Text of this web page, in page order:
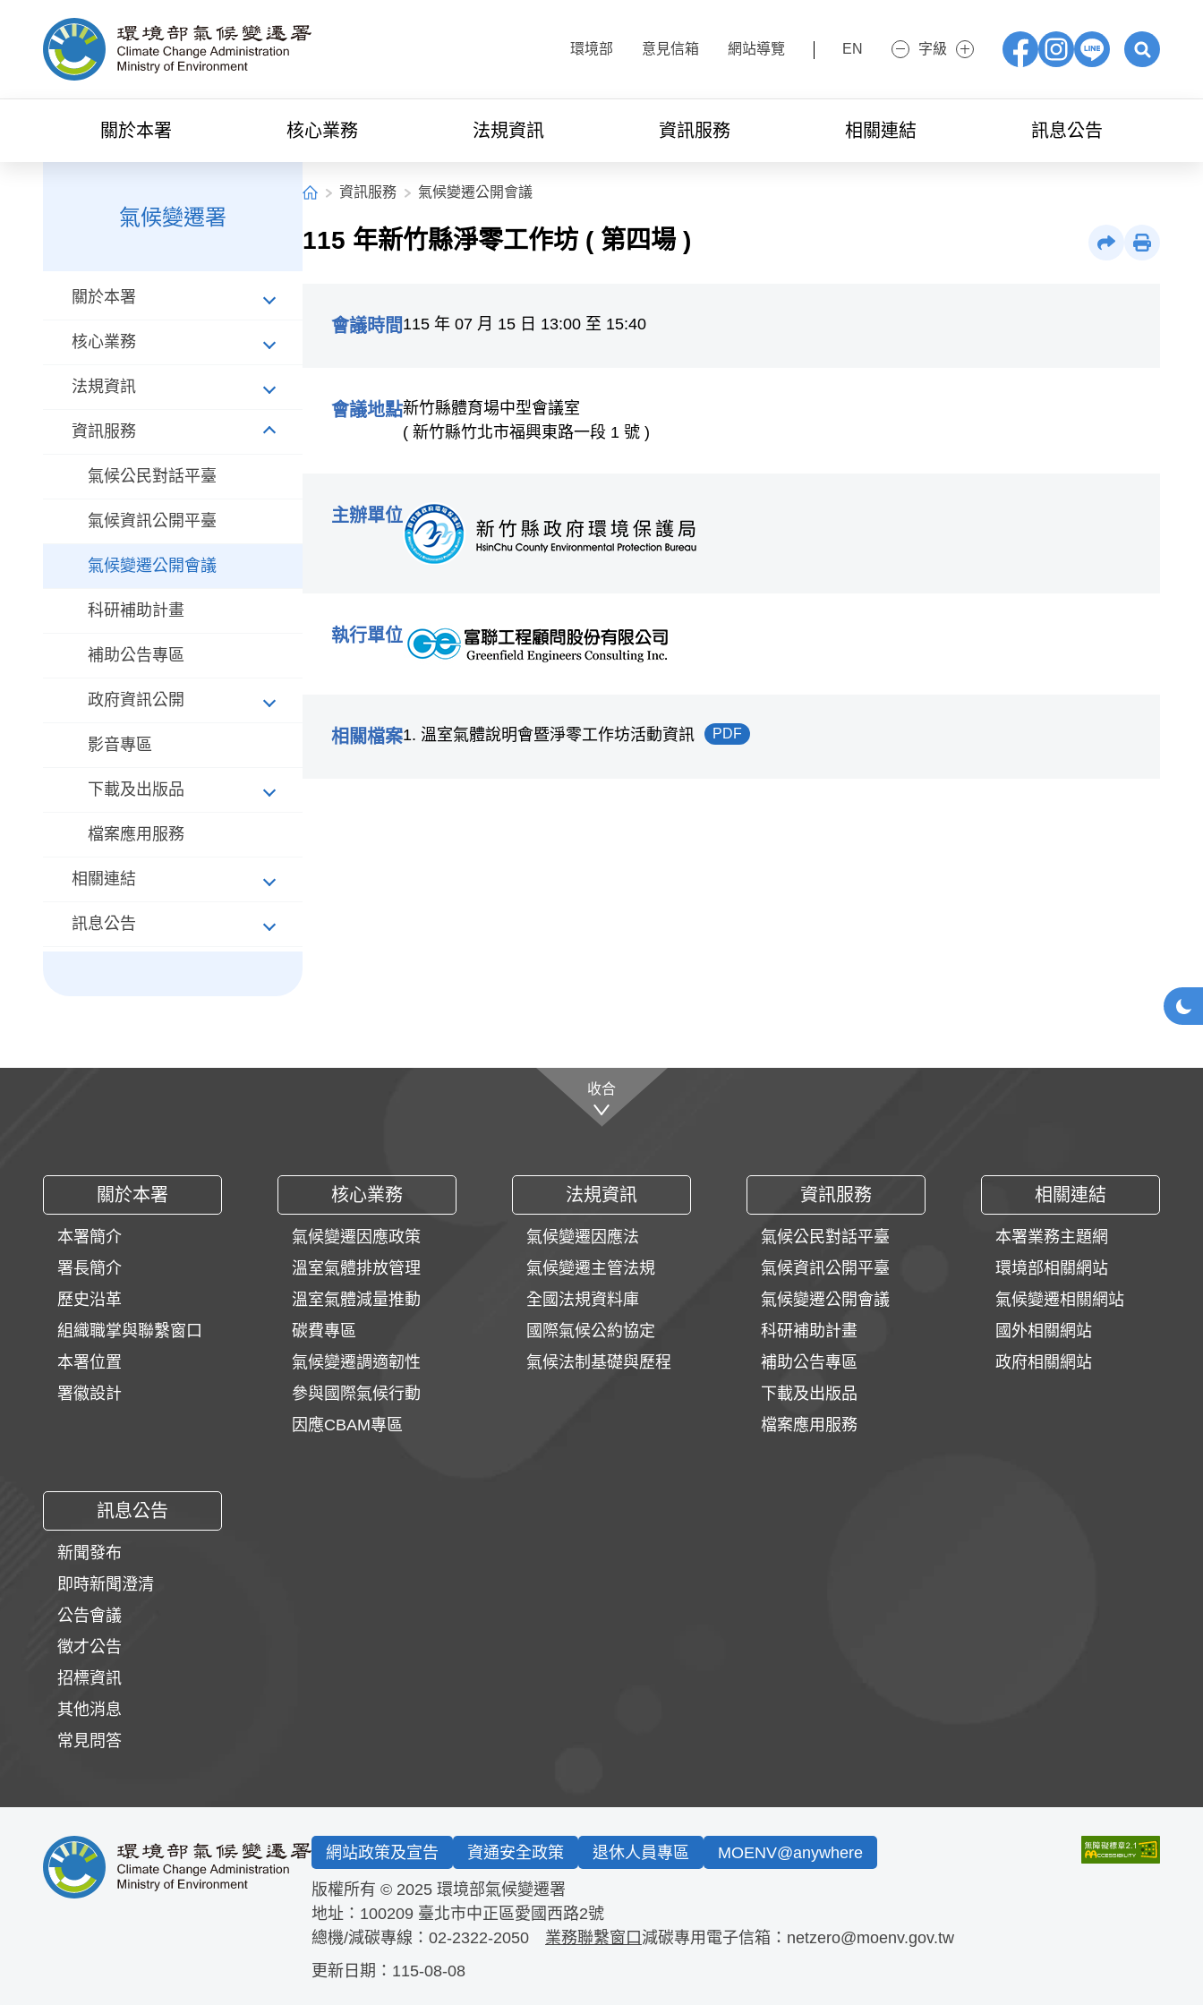
環境部 意見信箱 網站導覽 EN 字級
小字級
大字級
關於本署 核心業務 法規資訊 資訊服務 相關連結 訊息公告
氣候變遷署
關於本署
核心業務
法規資訊
資訊服務
氣候公民對話平臺
氣候資訊公開平臺
氣候變遷公開會議
科研補助計畫
補助公告專區
政府資訊公開
影音專區
下載及出版品
檔案應用服務
相關連結
訊息公告
首頁資訊服務 氣候變遷公開會議
115 年新竹縣淨零工作坊 ( 第四場 )
會議時間 115 年 07 月 15 日 13:00 至 15:40
會議地點新竹縣體育場中型會議室
( 新竹縣竹北市福興東路一段 1 號 )
主辦單位
執行單位
相關檔案1. 溫室氣體說明會暨淨零工作坊活動資訊 PDF
收合
關於本署
本署簡介
署長簡介
歷史沿革
組織職掌與聯繫窗口
本署位置
署徽設計
核心業務
氣候變遷因應政策
溫室氣體排放管理
溫室氣體減量推動
碳費專區
氣候變遷調適韌性
參與國際氣候行動
因應CBAM專區
法規資訊
氣候變遷因應法
氣候變遷主管法規
全國法規資料庫
國際氣候公約協定
氣候法制基礎與歷程
資訊服務
氣候公民對話平臺
氣候資訊公開平臺
氣候變遷公開會議
科研補助計畫
補助公告專區
下載及出版品
檔案應用服務
相關連結
本署業務主題網
環境部相關網站
氣候變遷相關網站
國外相關網站
政府相關網站
訊息公告
新聞發布
即時新聞澄清
公告會議
徵才公告
招標資訊
其他消息
常見問答
網站政策及宣告 資通安全政策 退休人員專區 MOENV@anywhere
版權所有 © 2025 環境部氣候變遷署
地址：100209 臺北市中正區愛國西路2號
總機/減碳專線： 02-2322-2050 業務聯繫窗口 減碳專用電子信箱： netzero@moenv.gov.tw
更新日期：115-08-08
網站
深